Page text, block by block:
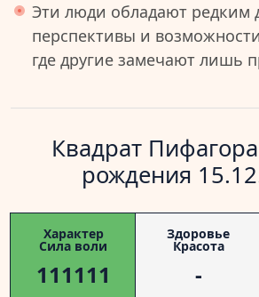
Эти люди обладают редким
перспективы и
где другие замечают лишь
Квадрат
рождения
Характер
Сила воли
111111
Здоровье
Красота
-